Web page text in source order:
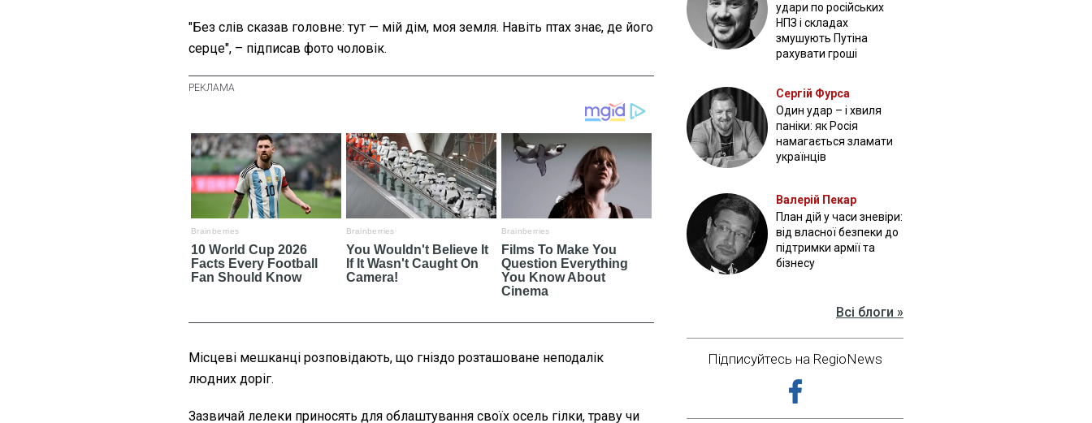
"Без слів сказав головне: тут — мій дім, моя земля. Навіть птах знає, де його
серце", – підписав фото чоловік.
Місцеві мешканці розповідають, що гніздо розташоване неподалік
людних доріг.
Зазвичай лелеки приносять для облаштування своїх осель гілки, траву чи
удари по російських
НПЗ і складах
змушують Путіна
рахувати гроші
Сергій Фурса
Один удар – і хвиля
паніки: як Росія
намагається зламати
українців
Валерій Пекар
План дій у часи зневіри:
від власної безпеки до
підтримки армії та
бізнесу
Всі блоги »
Підписуйтесь на RegioNews